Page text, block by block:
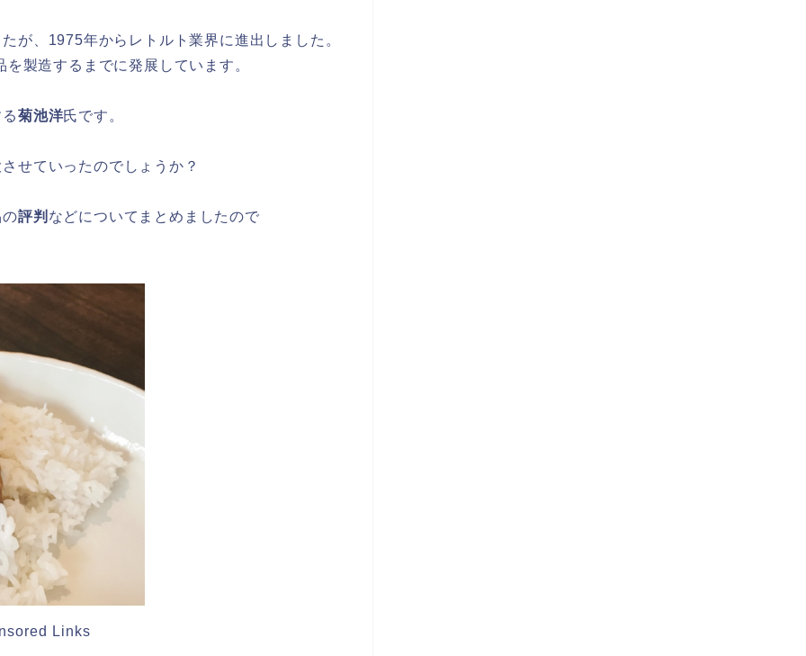
が、1975年からレトルト業界に進出しました。
製造するまでに発展しています。
菊池洋氏です。
せていったのでしょうか？
の評判 などについてまとめましたので
Links